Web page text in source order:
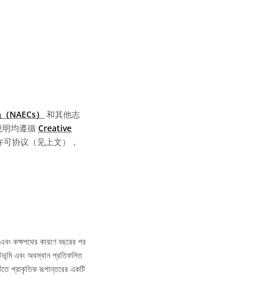
NAECs）
和其他志
均遵循 Creative
协议（见上文），
এবং কক্ষপথের কারণে বছরের পর
এবং অবস্থান প্রতিফলিত
প্রাকৃতিক রূপান্তরের একটি